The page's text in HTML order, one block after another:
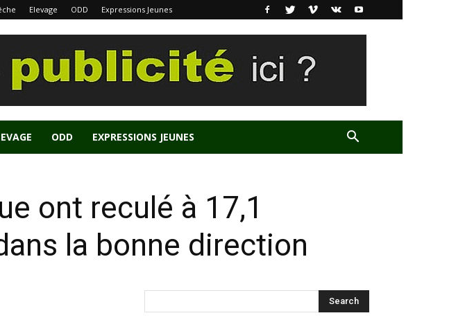
Elevage ODD Expressions Jeunes
ODD EXPRESSIONS JEUNES
ont reculé à 17,1
la bonne direction